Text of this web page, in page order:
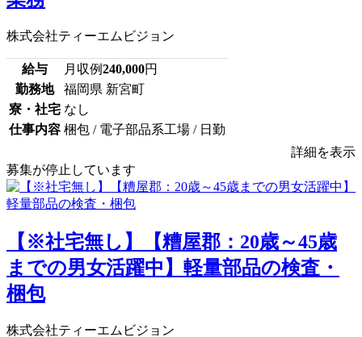
株式会社ティーエムビジョン
給与 月収例240,000円
勤務地
福岡県 新宮町
寮・社宅 なし
仕事内容 梱包 / 電子部品系工場 / 日勤
詳細を表示
募集が停止しています
【※社宅無し】【糟屋郡：20歳～45歳
までの男女活躍中】軽量部品の検査・
梱包
株式会社ティーエムビジョン